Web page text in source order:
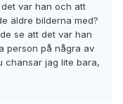
var han och att
äldre bilderna med?
se att det var han
person på några av
chansar jag lite bara,